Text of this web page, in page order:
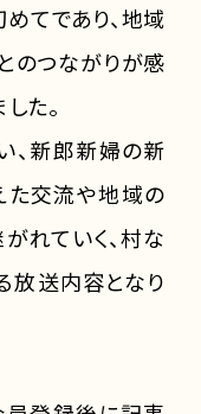
てであり、地域
のつながりが感
た。
、新郎新婦の新
た交流や地域の
れていく、村な
放送内容となり